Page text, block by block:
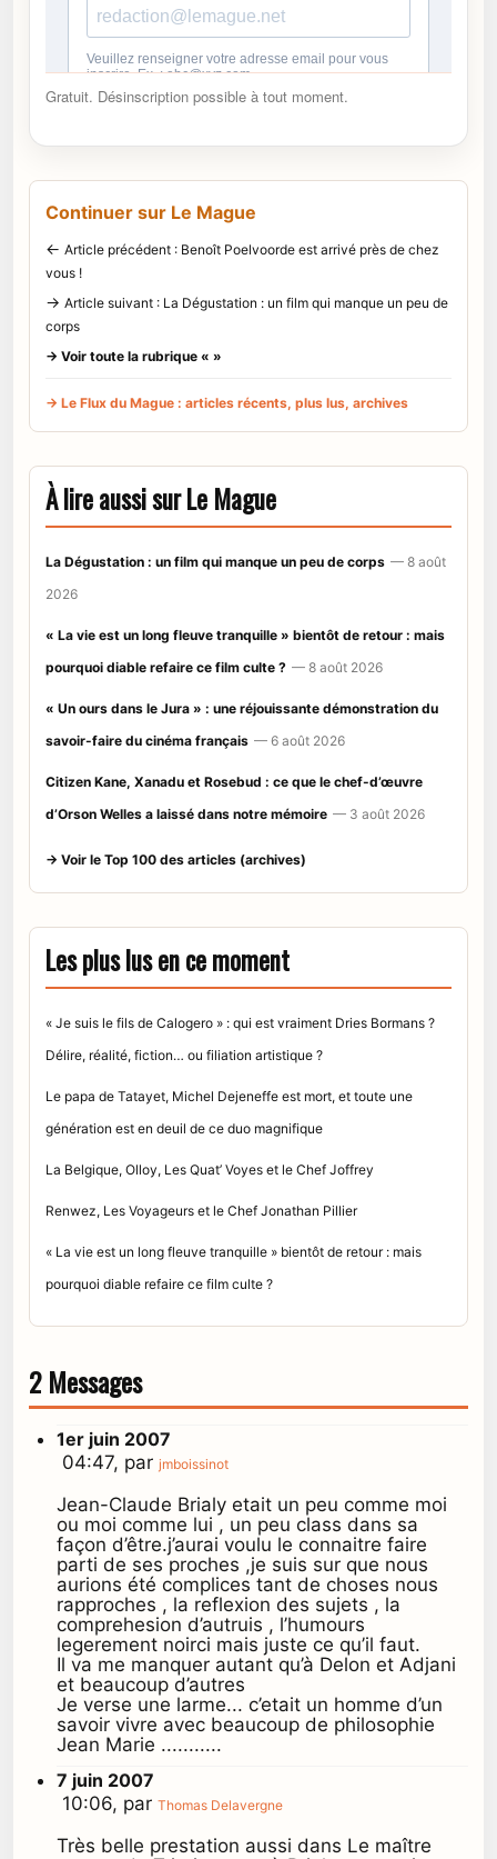
Gratuit. Désinscription possible à tout moment.
Continuer sur Le Mague
← Article précédent : Benoît Poelvoorde est arrivé près de chez
vous !
→ Article suivant : La Dégustation : un film qui manque un peu de
corps
→ Voir toute la rubrique « »
→ Le Flux du Mague : articles récents, plus lus, archives
À lire aussi sur Le Mague
La Dégustation : un film qui manque un peu de corps — 8 août
2026
« La vie est un long fleuve tranquille » bientôt de retour : mais
pourquoi diable refaire ce film culte ? — 8 août 2026
« Un ours dans le Jura » : une réjouissante démonstration du
savoir-faire du cinéma français — 6 août 2026
Citizen Kane, Xanadu et Rosebud : ce que le chef-d’œuvre
d’Orson Welles a laissé dans notre mémoire — 3 août 2026
→ Voir le Top 100 des articles (archives)
Les plus lus en ce moment
« Je suis le fils de Calogero » : qui est vraiment Dries Bormans ?
Délire, réalité, fiction… ou filiation artistique ?
Le papa de Tatayet, Michel Dejeneffe est mort, et toute une
génération est en deuil de ce duo magnifique
La Belgique, Olloy, Les Quat’ Voyes et le Chef Joffrey
Renwez, Les Voyageurs et le Chef Jonathan Pillier
« La vie est un long fleuve tranquille » bientôt de retour : mais
pourquoi diable refaire ce film culte ?
2 Messages
1er juin 2007
04:47, par jmboissinot
Jean-Claude Brialy etait un peu comme moi
ou moi comme lui , un peu class dans sa
façon d’être.j’aurai voulu le connaitre faire
parti de ses proches ,je suis sur que nous
aurions été complices tant de choses nous
rapproches , la reflexion des sujets , la
comprehesion d’autruis , l’humours
legerement noirci mais juste ce qu’il faut.
Il va me manquer autant qu’à Delon et Adjani
et beaucoup d’autres
Je verse une larme... c’etait un homme d’un
savoir vivre avec beaucoup de philosophie
Jean Marie ...........
7 juin 2007
10:06, par Thomas Delavergne
Très belle prestation aussi dans Le maître